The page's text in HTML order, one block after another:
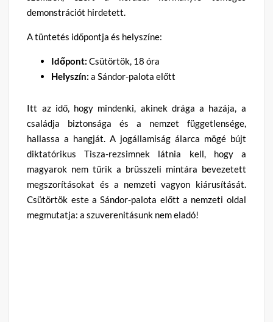
demonstrációt hirdetett.
A tüntetés időpontja és helyszíne:
Időpont: Csütörtök, 18 óra
Helyszín: a Sándor-palota előtt
Itt az idő, hogy mindenki, akinek drága a hazája, a
családja biztonsága és a nemzet függetlensége,
hallassa a hangját. A jogállamiság álarca mögé bújt
diktatórikus Tisza-rezsimnek látnia kell, hogy a
magyarok nem tűrik a brüsszeli mintára bevezetett
megszorításokat és a nemzeti vagyon kiárusítását.
Csütörtök este a Sándor-palota előtt a nemzeti oldal
megmutatja: a szuverenitásunk nem eladó!